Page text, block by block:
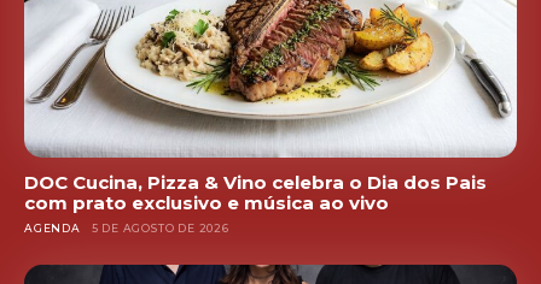
DOC Cucina, Pizza & Vino celebra o Dia dos Pais
com prato exclusivo e música ao vivo
AGENDA 5 DE AGOSTO DE 2026